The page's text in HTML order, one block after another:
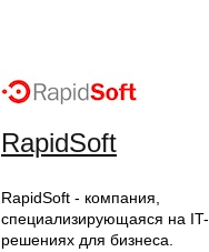
RapidSoft
RapidSoft - компания,
специализирующаяся на IT-
решениях для бизнеса.